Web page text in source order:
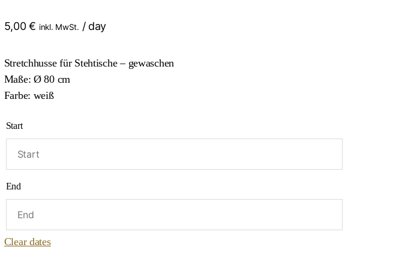
5,00€ inkl. MwSt. / day
Stretchhusse für Stehtische – gewaschen
Maße: Ø 80 cm
Farbe: weiß
Start
End
Clear dates